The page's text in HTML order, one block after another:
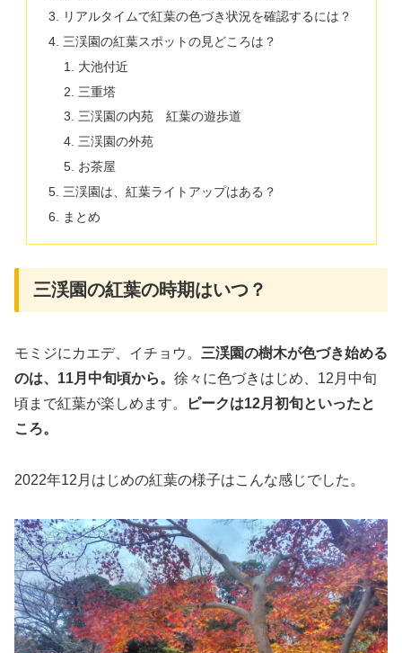
リアルタイムで紅葉の色づき状況を確認するには？
三渓園の紅葉スポットの見どころは？
大池付近
三重塔
三渓園の内苑 紅葉の遊歩道
三渓園の外苑
お茶屋
三渓園は、紅葉ライトアップはある？
まとめ
三渓園の紅葉の時期はいつ？
モミジにカエデ、イチョウ。 三渓園の樹木が色づき始める
のは、11月中旬頃から。 徐々に色づきはじめ、12月中旬
頃まで紅葉が楽しめます。
ピークは12月初旬といったと
ころ。
2022年12月はじめの紅葉の様子はこんな感じでした。